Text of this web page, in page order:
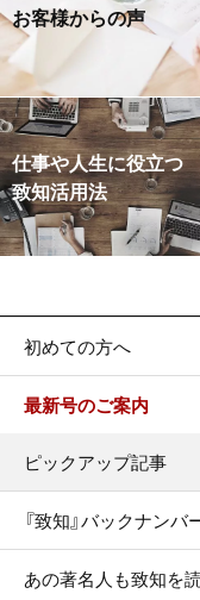
お客様からの声
仕事や人生に役立つ
致知活用法
初めての方へ
最新号のご案内
ピックアップ記事
『致知』バックナンバ
あの著名人も致知を